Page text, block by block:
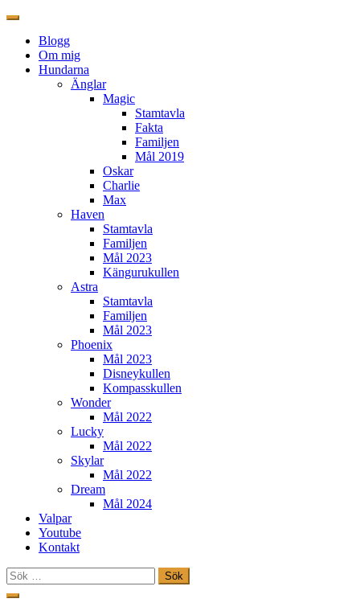
Blogg
Om mig
Hundarna
Änglar
Magic
Stamtavla
Fakta
Familjen
Mål 2019
Oskar
Charlie
Max
Haven
Stamtavla
Familjen
Mål 2023
Kängurukullen
Astra
Stamtavla
Familjen
Mål 2023
Phoenix
Mål 2023
Disneykullen
Kompasskullen
Wonder
Mål 2022
Lucky
Mål 2022
Skylar
Mål 2022
Dream
Mål 2024
Valpar
Youtube
Kontakt
Sök
efter:
Hoppa